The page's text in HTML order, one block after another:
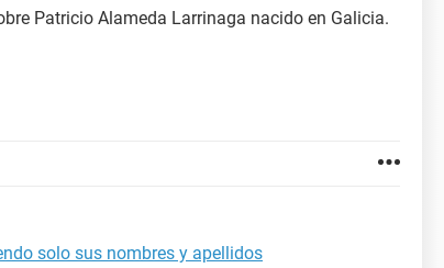
Patricio Alameda Larrinaga nacido en Galicia.
solo sus nombres y apellidos